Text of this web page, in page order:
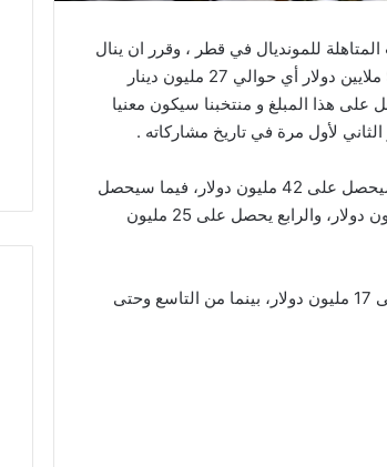
للمونديال في قطر ، وقرر ان ينال
كل منتخب ينهي المونديال من المركز الـ17 وحتى الـ32، على 9 ملايين دولار أي حوالي 27 مليون دينار
هذا المبلغ و منتخبنا سيكون معنيا
لأول مرة في تاريخ مشاركاته .
و كشف الفيفا، أن الفائز ببطولة كأس العالم 2022 في قطر، سيحصل على 42 مليون دولار، فيما سيحصل
صاحب المركز الثاني على 30 مليون دولار، بينما الثالث 27 مليون دولار، والرابع يحصل على 25 مليون
اما المنتخبات التي ستحتل المراكز من الخامس إلى الثامن، على 17 مليون دولار، بينما من التاسع وحتى